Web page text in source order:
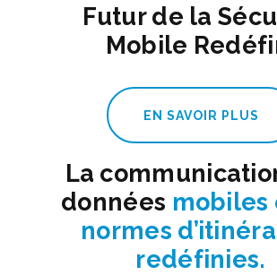
Futur de la
Mobile
EN SAVOIR PLUS
La
données mobiles
normes
redéfinies.